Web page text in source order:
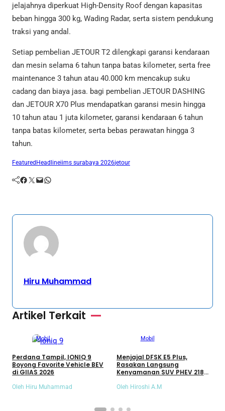
jelajahnya diperkuat High-Density Roof dengan kapasitas
beban hingga 300 kg, Wading Radar, serta sistem pendukung
traksi yang andal.
Setiap pembelian JETOUR T2 dilengkapi garansi kendaraan
dan mesin selama 6 tahun tanpa batas kilometer, serta free
maintenance 3 tahun atau 40.000 km mencakup suku
cadang dan biaya jasa. bagi pembelian JETOUR DASHING
dan JETOUR X70 Plus mendapatkan garansi mesin hingga
10 tahun atau 1 juta kilometer, garansi kendaraan 6 tahun
tanpa batas kilometer, serta bebas perawatan hingga 3
tahun.
Featured Headlineiims surabaya 2026jetour
Facebook Twitter Mail WhatsApp
Hiru Muhammad
Artikel Terkait
Mobil
Perdana Tampil, IONIQ 9
Boyong Favorite Vehicle BEV
di GIIAS 2026
Oleh Hiru Muhammad
Mobil
Menjajal DFSK E5 Plus,
Rasakan Langsung
Kenyamanan SUV PHEV 218
Oleh Hiroshi A.M